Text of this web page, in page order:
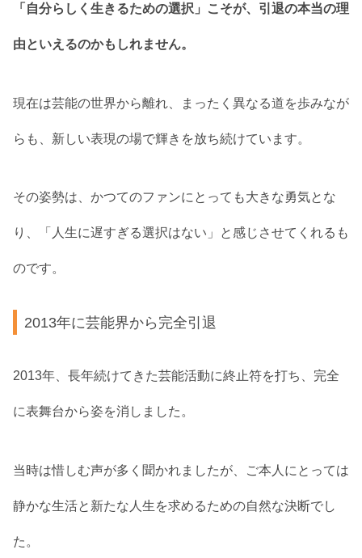
「自分らしく生きるための選択」こそが、引退の本当の理
由といえるのかもしれません。
現在は芸能の世界から離れ、まったく異なる道を歩みなが
らも、新しい表現の場で輝きを放ち続けています。
その姿勢は、かつてのファンにとっても大きな勇気とな
り、「人生に遅すぎる選択はない」と感じさせてくれるも
のです。
2013年に芸能界から完全引退
2013年、長年続けてきた芸能活動に終止符を打ち、完全
に表舞台から姿を消しました。
当時は惜しむ声が多く聞かれましたが、ご本人にとっては
静かな生活と新たな人生を求めるための自然な決断でし
た。